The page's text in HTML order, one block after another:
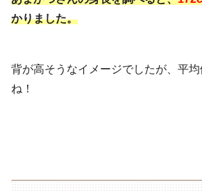
かりました。
背が高そうなイメージでしたが、平
ね！